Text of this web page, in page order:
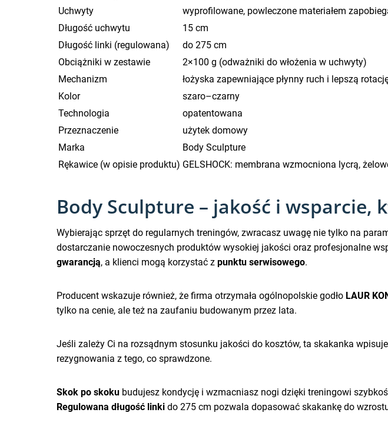
Uchwyty
wyprofilowane, powleczone materiałem
Długość uchwytu
15 cm
Długość linki (regulowana)
do 275 cm
Obciążniki w zestawie
2×100 g (odważniki do włożenia w uchwyty)
Mechanizm
łożyska zapewniające płynny ruch i lepszą
Kolor
szaro–czarny
Technologia
opatentowana
Przeznaczenie
użytek domowy
Marka
Body Sculpture
Rękawice (w opisie produktu) GELSHOCK: membrana wzmocniona lycrą,
Body Sculpture – jakość i wsparcie,
Wybierając sprzęt do regularnych treningów, zwracasz uwagę nie tylko na
dostarczanie nowoczesnych produktów wysokiej jakości oraz profesjonalne
gwarancją, a klienci mogą korzystać z punktu serwisowego.
Producent wskazuje również, że firma otrzymała ogólnopolskie godło LAUR
tylko na cenie, ale też na zaufaniu budowanym przez lata.
Jeśli zależy Ci na rozsądnym stosunku jakości do kosztów, ta skakanka
rezygnowania z tego, co sprawdzone.
Skok po skoku budujesz kondycję i wzmacniasz nogi dzięki treningowi
Regulowana długość linki do 275 cm pozwala dopasować skakankę do